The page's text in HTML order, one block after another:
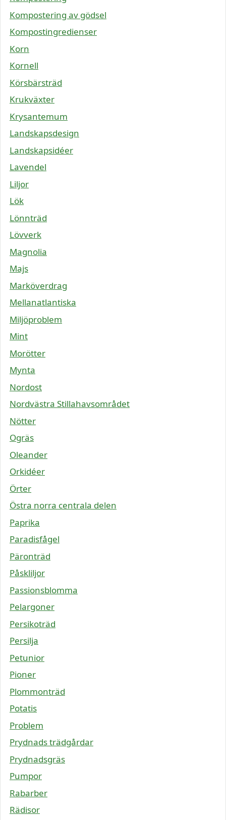
Kompostering av gödsel
Kompostingredienser
Korn
Kornell
Körsbärsträd
Krukväxter
Krysantemum
Landskapsdesign
Landskapsidéer
Lavendel
Liljor
Lök
Lönnträd
Lövverk
Magnolia
Majs
Marköverdrag
Mellanatlantiska
Miljöproblem
Mint
Morötter
Mynta
Nordost
Nordvästra Stillahavsområdet
Nötter
Ogräs
Oleander
Orkidéer
Örter
Östra norra centrala delen
Paprika
Paradisfågel
Päronträd
Påskliljor
Passionsblomma
Pelargoner
Persikoträd
Persilja
Petunior
Pioner
Plommonträd
Potatis
Problem
Prydnads trädgårdar
Prydnadsgräs
Pumpor
Rabarber
Rädisor